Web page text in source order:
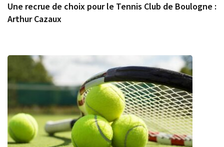
Une recrue de choix pour le Tennis Club de Boulogne :
Arthur Cazaux